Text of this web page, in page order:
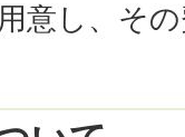
意し、そ